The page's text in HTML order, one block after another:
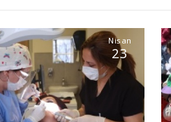
Nisan
23